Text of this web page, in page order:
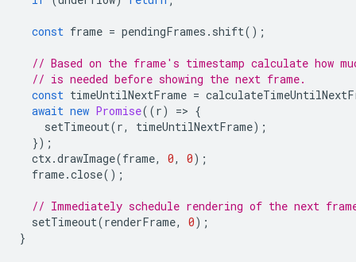
const frame = pendingFrames . shift();
// Based on the frame's timestamp calculate how
// is needed before showing the next frame.
const timeUntilNextFrame =
await new Promise((r) => {
setTimeout(r, timeUntilNextFrame);
});
ctx.drawImage(frame, 0, 0);
frame.close();
// Immediately schedule rendering of the next
setTimeout(renderFrame, 0);
}